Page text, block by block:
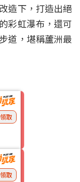
造下，打造出絕
彩虹瀑布，還可
道，堪稱蘆洲最
取
取